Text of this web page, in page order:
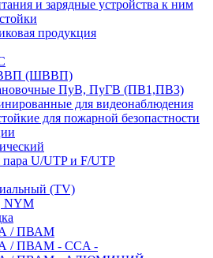
и зарядные устройства к ним
продукция
(ШВВП)
ПуВ, ПуГВ (ПВ1,ПВ3)
для видеонаблюдения
для пожарной безопастности
пара U/UTP и F/UTP
(TV)
NYM
/ ПВАМ
/ ПВАМ - CCA -